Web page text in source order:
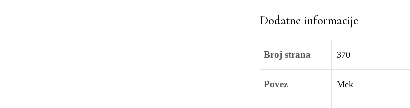
Dodatne informacije
Broj strana 370
Povez Mek